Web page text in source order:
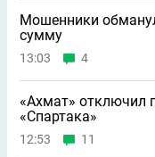
Мошенники
сумму
13:03 4
«Ахмат» отключил
«Спартака»
12:53 11